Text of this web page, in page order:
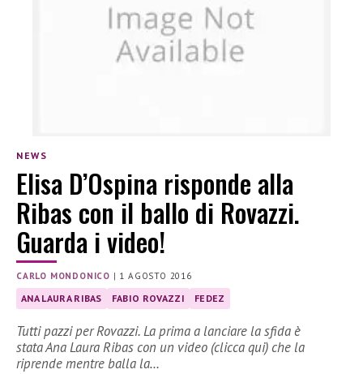
NEWS
Elisa D’Ospina risponde alla
Ribas con il ballo di Rovazzi.
Guarda i video!
CARLO MONDONICO | 1 AGOSTO 2016
ANA LAURA RIBAS FABIO ROVAZZI FEDEZ
Tutti pazzi per Rovazzi. La prima a lanciare la sfida è
stata Ana Laura Ribas con un video (clicca qui) che la
riprende mentre balla la…